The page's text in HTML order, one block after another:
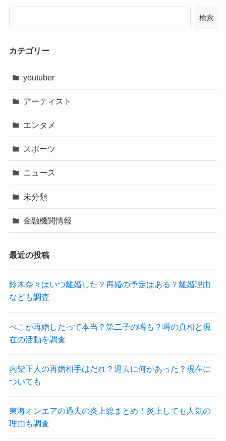
検索
カテゴリー
youtuber
アーティスト
エンタメ
スポーツ
ニュース
未分類
金融機関情報
最近の投稿
鈴木奈々はいつ離婚した？再婚の予定はある？離婚理由
なども調査
ぺこが再婚したって本当？第二子の噂も？噂の真相と現
在の活動を調査
内柴正人の再婚相手はだれ？過去に何があった？現在に
ついても
東海オンエアの過去の炎上総まとめ！炎上しても人気の
理由も調査